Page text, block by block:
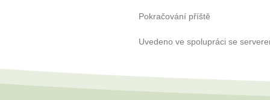
Pokračování příště
Uvedeno ve spolupráci se